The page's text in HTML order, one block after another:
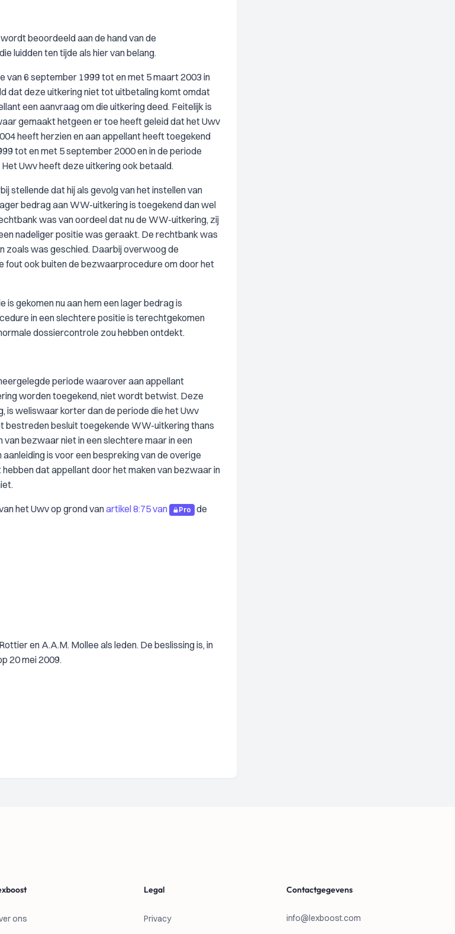
beoordeeld aan de hand van de
luidden ten tijde als hier van belang.
van 6 september 1999 tot en met 5 maart 2003 in
dat deze uitkering niet tot uitbetaling komt omdat
een aanvraag om die uitkering deed. Feitelijk is
gemaakt hetgeen er toe heeft geleid dat het Uwv
heeft herzien en aan appellant heeft toegekend
tot en met 5 september 2000 en in de periode
Uwv heeft deze uitkering ook betaald.
stellende dat hij als gevolg van het instellen van
bedrag aan WW-uitkering is toegekend dan wel
was van oordeel dat nu de WW-uitkering, zij
nadeliger positie was geraakt. De rechtbank was
zoals was geschied. Daarbij overwoog de
ook buiten de bezwaarprocedure om door het
gekomen nu aan hem een lager bedrag is
in een slechtere positie is terechtgekomen
dossiercontrole zou hebben ontdekt.
periode waarover aan appellant
worden toegekend, niet wordt betwist. Deze
weliswaar korter dan de periode die het Uwv
bestreden besluit toegekende WW-uitkering thans
bezwaar niet in een slechtere maar in een
is voor een bespreking van de overige
dat appellant door het maken van bezwaar in
het Uwv op grond vanartikel 8:75 van Pro
de
en A.A.M. Mollee als leden. De beslissing is, in
20 mei 2009.
ons
Legal
Privacy
Contactgegevens
info@lexboost.com